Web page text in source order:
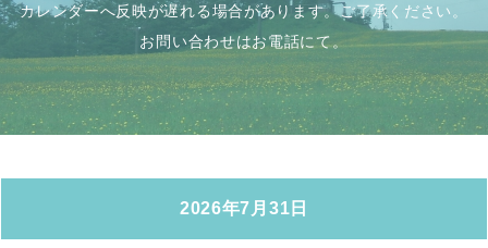
カレンダーへ反映が遅れる場合があります。ご了承ください。
お問い合わせはお電話にて。
2026年7月31日